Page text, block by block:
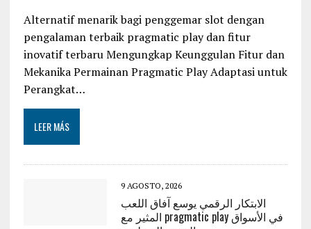
Alternatif menarik bagi penggemar slot dengan
pengalaman terbaik pragmatic play dan fitur
inovatif terbaru Mengungkap Keunggulan Fitur dan
Mekanika Permainan Pragmatic Play Adaptasi untuk
Perangkat…
LEER MÁS
9 AGOSTO, 2026
الابتكار الرقمي يوسع آفاق اللعب
المثير مع pragmatic play في الأسواق